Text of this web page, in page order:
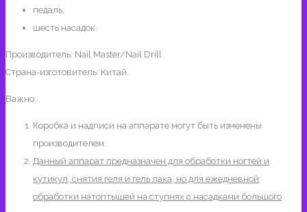
педаль;
шесть насадок.
Производитель: Nail Master/Nail Drill
Страна-изготовитель: Китай.
Важно:
Коробка и надписи на аппарате могут быть изменены
производителем.
Данный аппарат предназначен для обработки ногтей и
кутикул, снятия геля и гель лака, но для ежедневной
обработки натоптышей на ступнях с насадками большого